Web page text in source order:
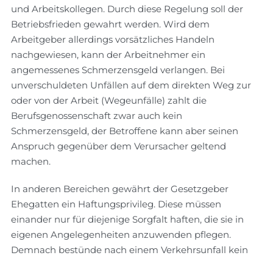
und Arbeitskollegen. Durch diese Regelung soll der
Betriebsfrieden gewahrt werden. Wird dem
Arbeitgeber allerdings vorsätzliches Handeln
nachgewiesen, kann der Arbeitnehmer ein
angemessenes Schmerzensgeld verlangen. Bei
unverschuldeten Unfällen auf dem direkten Weg zur
oder von der Arbeit (Wegeunfälle) zahlt die
Berufsgenossenschaft zwar auch kein
Schmerzensgeld, der Betroffene kann aber seinen
Anspruch gegenüber dem Verursacher geltend
machen.
In anderen Bereichen gewährt der Gesetzgeber
Ehegatten ein Haftungsprivileg. Diese müssen
einander nur für diejenige Sorgfalt haften, die sie in
eigenen Angelegenheiten anzuwenden pflegen.
Demnach bestünde nach einem Verkehrsunfall kein